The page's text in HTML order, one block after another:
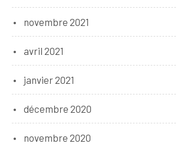
novembre 2021
avril 2021
janvier 2021
décembre 2020
novembre 2020